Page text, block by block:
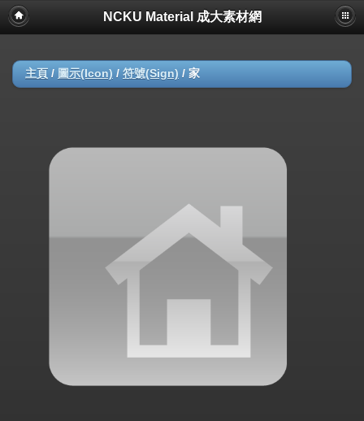
NCKU Material 成大素材網
主頁 / 圖示(Icon) / 符號(Sign) / 家